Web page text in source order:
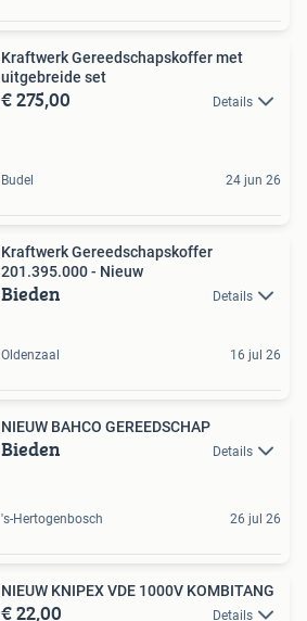
Kraftwerk Gereedschapskoffer met
uitgebreide set
€ 275,00 Details
Budel 24 jun 26
Kraftwerk Gereedschapskoffer
201.395.000 - Nieuw
Bieden Details
Oldenzaal 16 jul 26
NIEUW BAHCO GEREEDSCHAP
Bieden Details
's-Hertogenbosch 26 jul 26
NIEUW KNIPEX VDE 1000V KOMBITANG
€ 22,00 Details